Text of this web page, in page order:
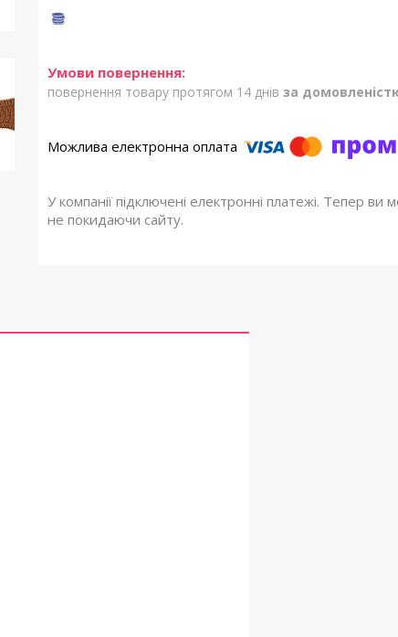
повернення товару протягом 14 днів за
У компанії підключені електронні платежі. Тепер
не покидаючи сайту.